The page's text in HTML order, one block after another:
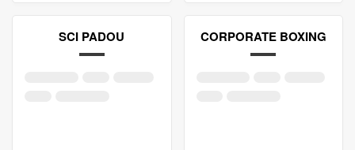
SCI PADOU CORPORATE BOXING